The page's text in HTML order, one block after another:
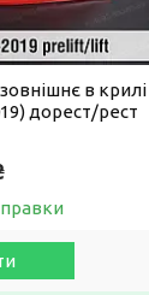
в крилі
дорест/рест